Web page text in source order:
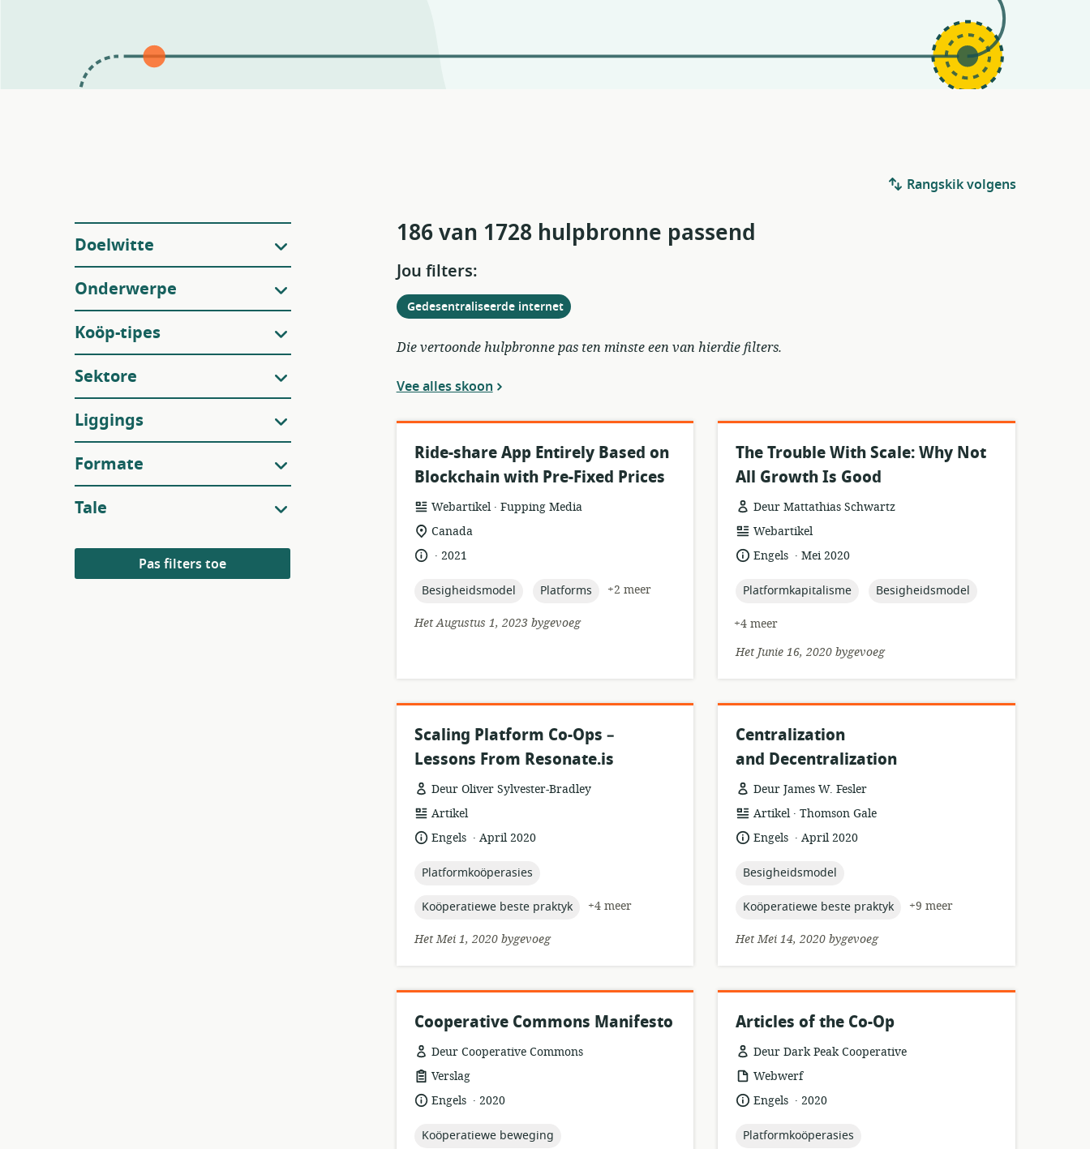
Filters
Doelwitte
Onderwerpe
Koöp-tipes
Sektore
Liggings
Formate
Tale
Pas filters toe
Rangskik volgens
186 van 1728 hulpbronne passend
Jou filters:
Verwyder
Gedesentraliseerde internetuit
huidige
filters
Die vertoonde hulpbronne pas ten minste een van hierdie filters.
Vee alles skoon
Ride-share App Entirely Based on
Blockchain with Pre-Fixed Prices
hulpbronformaat:
Webartikel .
uitgewer:
Fupping Media
ligging
van
relevansie:
Canada
taal:.
datum
2021
topic:
Besigheidsmodel topic:
Platforms
+2 meer
Het Augustus 1, 2023 bygevoeg
The Trouble With Scale: Why Not
All Growth Is Good
Deur Mattathias Schwartz
hulpbronformaat:
Webartikel
taal:Engels .
datumMei 2020
topic:
Platformkapitalisme topic:
Besigheidsmodel
+4 meer
Het Junie 16, 2020 bygevoeg
Scaling Platform Co-Ops –
Lessons From Resonate.is
Deur Oliver Sylvester-Bradley
hulpbronformaat:
Artikel
taal:Engels .
datumApril 2020
topic:
Platformkoöperasies
topic:
Koöperatiewe beste praktyk
+4 meer
Het Mei 1, 2020 bygevoeg
Centralization
and Decentralization
Deur James W. Fesler
hulpbronformaat:
Artikel .
uitgewer:
Thomson Gale
taal:Engels .
datumApril 2020
topic:
Besigheidsmodel
topic:
Koöperatiewe beste praktyk
+9 meer
Het Mei 14, 2020 bygevoeg
Cooperative Commons Manifesto
Deur Cooperative Commons
hulpbronformaat:
Verslag
taal:Engels .
datum
2020
topic:
Koöperatiewe beweging
Articles of the Co-Op
Deur Dark Peak Cooperative
hulpbronformaat:
Webwerf
taal:Engels .
datum
2020
topic:
Platformkoöperasies